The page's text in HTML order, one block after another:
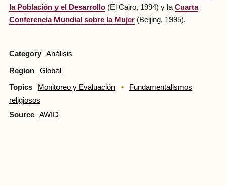
la Población y el Desarrollo(El Cairo, 1994) y la Cuarta
Conferencia Mundial sobre la Mujer(Beijing, 1995).
Category Análisis
Region Global
Topics Monitoreo y Evaluación
Fundamentalismos
religiosos
Source
AWID